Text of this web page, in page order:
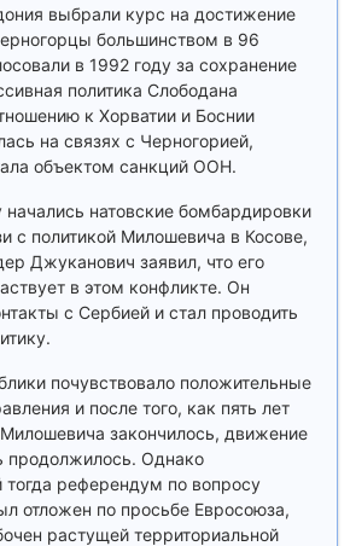
выбрали курс на достижение
большинством в 96
в 1992 году за сохранение
политика Слободана
к Хорватии и Боснии
на связях с Черногорией,
объектом санкций ООН.
начались натовские бомбардировки
с политикой Милошевича в Косове,
Джуканович заявил, что его
в этом конфликте. Он
с Сербией и стал проводить
почувствовало положительные
и после того, как пять лет
закончилось, движение
продолжилось. Однако
тогда референдум по вопросу
отложен по просьбе Евросоюза,
растущей территориальной